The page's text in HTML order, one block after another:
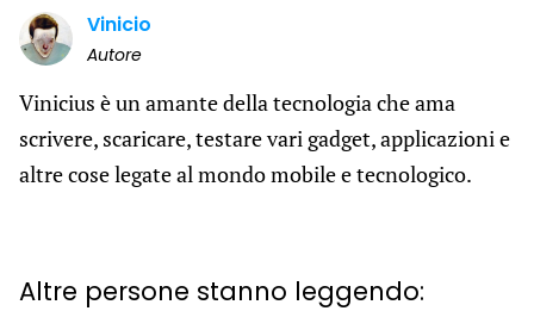
Vinicio
Autore
Vinicius è un amante della tecnologia che ama
scrivere, scaricare, testare vari gadget, applicazioni e
altre cose legate al mondo mobile e tecnologico.
Altre persone stanno leggendo: